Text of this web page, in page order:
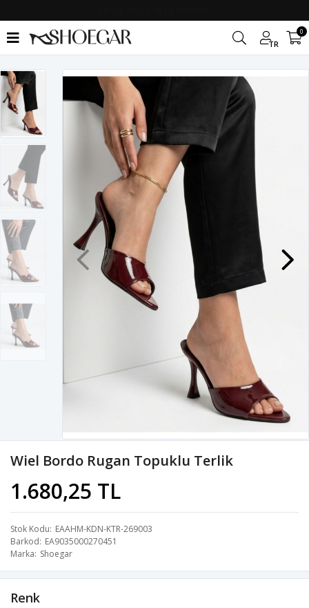
TR
0
Wiel Bordo Rugan Topuklu Terlik
1.680,25 TL
Stok Kodu EAAHM-KDN-KTR-269003
Barkod EA9035000270451
Marka Shoegar
Renk